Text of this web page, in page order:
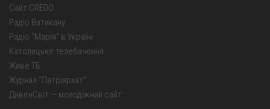
Сайт CREDO
Радіо Ватикану
Радіо "Марія" в Україні
Католицьке телебачення
Живе ТБ
Журнал "Патріярхат"
ДивенСвіт — молодіжний сайт